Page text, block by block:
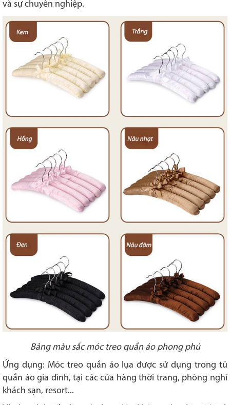
và sự chuyên nghiệp.
Bảng màu sắc móc treo quần áo phong phú
Ứng dụng: Móc treo quần áo lụa được sử dụng trong tủ
quần áo gia đình, tại các cửa hàng thời trang, phòng nghỉ
khách sạn, resort...